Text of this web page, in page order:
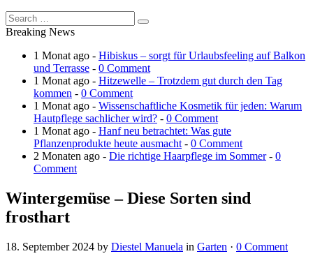
Breaking News
1 Monat ago - Hibiskus – sorgt für Urlaubsfeeling auf Balkon
und Terrasse - 0 Comment
1 Monat ago - Hitzewelle – Trotzdem gut durch den Tag
kommen - 0 Comment
1 Monat ago - Wissenschaftliche Kosmetik für jeden: Warum
Hautpflege sachlicher wird? - 0 Comment
1 Monat ago - Hanf neu betrachtet: Was gute
Pflanzenprodukte heute ausmacht - 0 Comment
2 Monaten ago - Die richtige Haarpflege im Sommer- 0
Comment
Wintergemüse – Diese Sorten sind
frosthart
18. September 2024 by Diestel Manuela in Garten · 0 Comment